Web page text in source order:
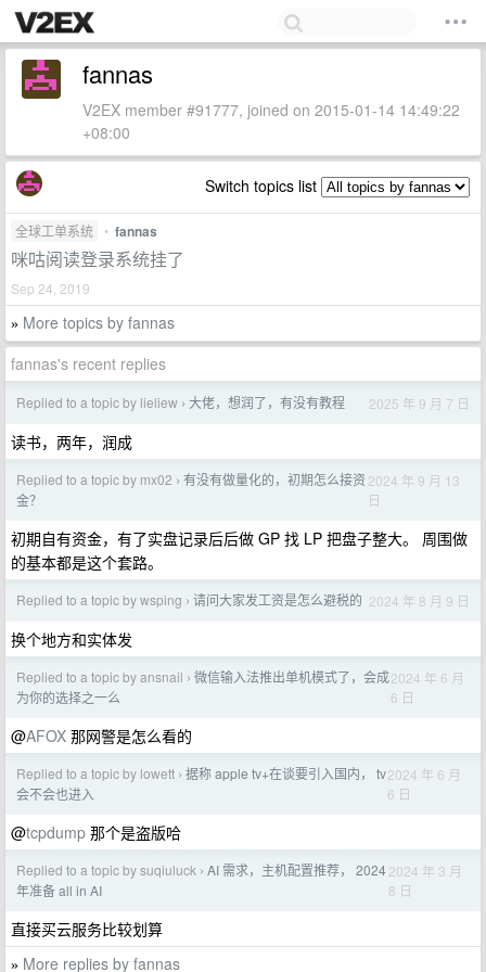
fannas
V2EX member #91777, joined on 2015-01-14 14:49:22
+08:00
Switch topics list
全球工单系统 • fannas
咪咕阅读登录系统挂了
Sep 24, 2019
» More topics by fannas
fannas's recent replies
Replied to a topic by lieliew › 大佬，想润了，有没有教程 2025 年 9 月 7 日
读书，两年，润成
Replied to a topic by mx02 › 有没有做量化的，初期怎么接资
金？
2024 年 9 月 13
日
初期自有资金，有了实盘记录后后做 GP 找 LP 把盘子整大。 周围做
的基本都是这个套路。
Replied to a topic by wsping › 请问大家发工资是怎么避税的 2024 年 8 月 9 日
换个地方和实体发
Replied to a topic by ansnail › 微信输入法推出单机模式了，会成
为你的选择之一么
2024 年 6 月
6 日
@AFOX 那网警是怎么看的
Replied to a topic by lowett › 据称 apple tv+在谈要引入国内， tv
会不会也进入
2024 年 6 月
6 日
@tcpdump 那个是盗版哈
Replied to a topic by suqiuluck › AI 需求，主机配置推荐， 2024
年准备 all in AI
2024 年 3 月
8 日
直接买云服务比较划算
» More replies by fannas